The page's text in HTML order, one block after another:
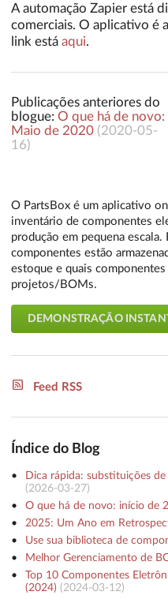
A automação Zapier está
comerciais. O aplicativo é
link está aqui.
Publicações anteriores do
blogue: O que há de novo:
Maio de 2020 (2020-05-
16)
O PartsBox é um aplicativo
inventário de componentes
produção em pequena escala.
componentes estão
estoque e quais componentes
projetos/BOMs.
DEMONSTRAÇÃO
Feed RSS
Índice do Blog
Dica rápida: substituições
(2026-03-27)
O que há de novo: início de
2025: Um Ano em
Use sua biblioteca de
Melhor Gerenciamento de
Top 10 Componentes
(2024) (2024-03-12)